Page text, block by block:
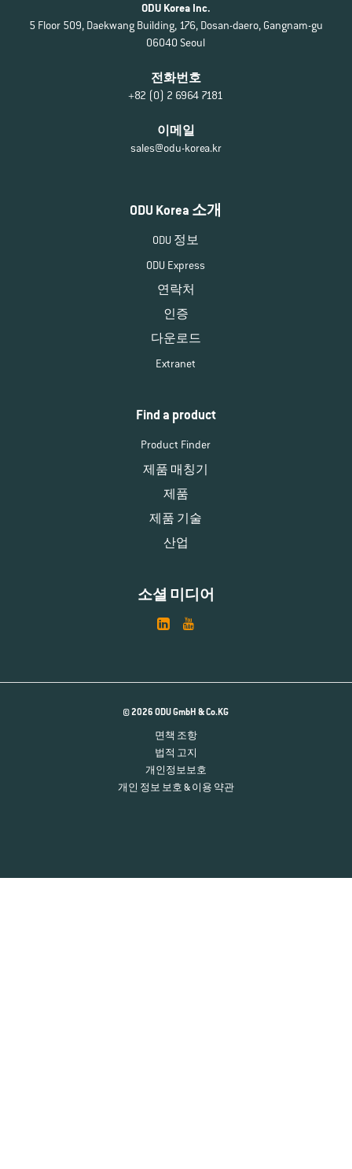
ODU Korea Inc.
5 Floor 509, Daekwang Building, 176, Dosan-daero, Gangnam-gu
06040 Seoul
전화번호
+82 (0) 2 6964 7181
이메일
sales@odu-korea.kr
ODU Korea 소개
ODU 정보
ODU Express
연락처
인증
다운로드
Extranet
Find a product
Product Finder
제품 매칭기
제품
제품 기술
산업
소셜 미디어
© 2026 ODU GmbH & Co.KG
면책 조항
법적 고지
개인정보보호
개인 정보 보호 & 이용 약관